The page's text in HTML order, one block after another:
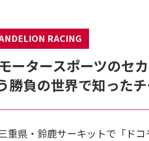
RACING
ータースポーツのセ
勝負の世界で知った
重県・鈴鹿サーキットで「ドコ